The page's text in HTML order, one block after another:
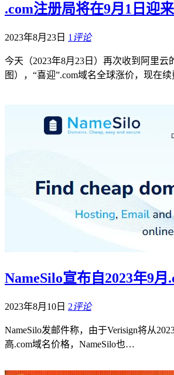
.com注册局将在9月1日迎
2023年8月23日 1 评论
今天（2023年8月23日）再次收到阿里云
图），“喜迎”.com域名全球涨价，现在
NameSilo宣布自2023年9月
2023年8月10日 2评论
NameSilo发邮件称，由于Verisign将从
高.com域名价格，NameSilo也…